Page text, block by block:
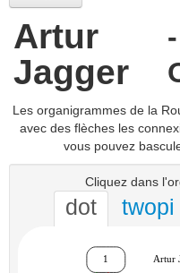
Artur
Jagger
-
Les organigrammes de la
avec des flèches les
vous pouvez
Cliquez dans
dot twopi